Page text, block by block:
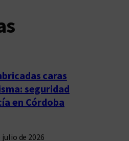
caras
seguridad
en Córdoba
julio de 2026